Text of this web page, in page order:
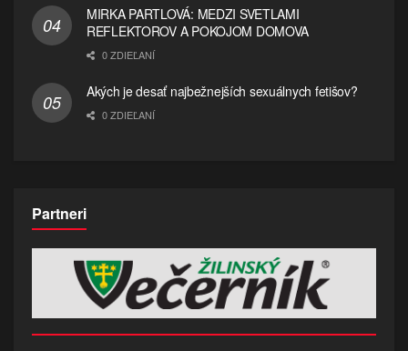
MIRKA PARTLOVÁ: MEDZI SVETLAMI
REFLEKTOROV A POKOJOM DOMOVA
0 ZDIEĽANÍ
Akých je desať najbežnejších sexuálnych fetišov?
0 ZDIEĽANÍ
Partneri